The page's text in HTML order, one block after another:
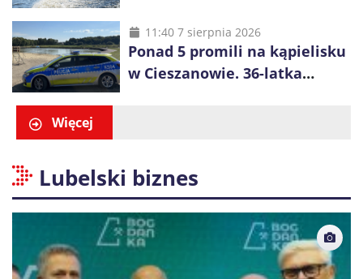
małoletnich
11:40 7 sierpnia 2026
Ponad 5 promili na kąpielisku
w Cieszanowie. 36-latka
Więcej
Lubelski biznes